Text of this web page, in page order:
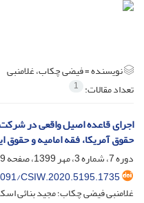
نویسنده =فیضی چکاب، غلامنبی
تعداد مقالات: 1
اجرای قاعده اصیل واقعی در
حقوق آمریکا، فقه امامیه و حقوق
دوره 7، شماره 3، مهر 1399، صفحه
CSIW.2020.5195.1735
غلامنبی فیضی چکاب؛ مجید بنائی